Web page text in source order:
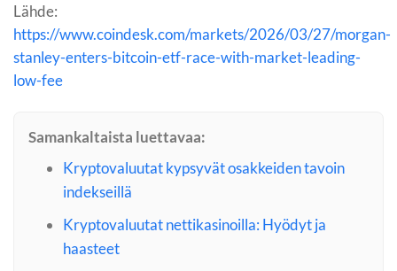
Lähde:
https://www.coindesk.com/markets/2026/03/27/morgan-
stanley-enters-bitcoin-etf-race-with-market-leading-
low-fee
Samankaltaista luettavaa:
Kryptovaluutat kypsyvät osakkeiden tavoin
indekseillä
Kryptovaluutat nettikasinoilla: Hyödyt ja
haasteet